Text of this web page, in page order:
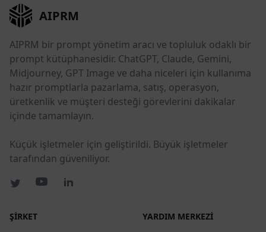
AIPRM
AIPRM bir prompt yönetim aracı ve topluluk odaklı bir
prompt kütüphanesidir. ChatGPT, Claude, Gemini,
Midjourney, GPT Image ve daha niceleri için kullanıma
hazır promptlarla pazarlama, satış, operasyon,
üretkenlik ve müşteri desteği görevlerini dakikalar
içinde tamamlayın.
Küçük işletmeler için geliştirildi. Büyük işletmeler
tarafından güveniliyor.
ŞIRKET YARDIM MERKEZI